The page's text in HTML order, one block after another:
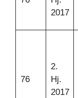
2017
76
2.
Hj.
2017